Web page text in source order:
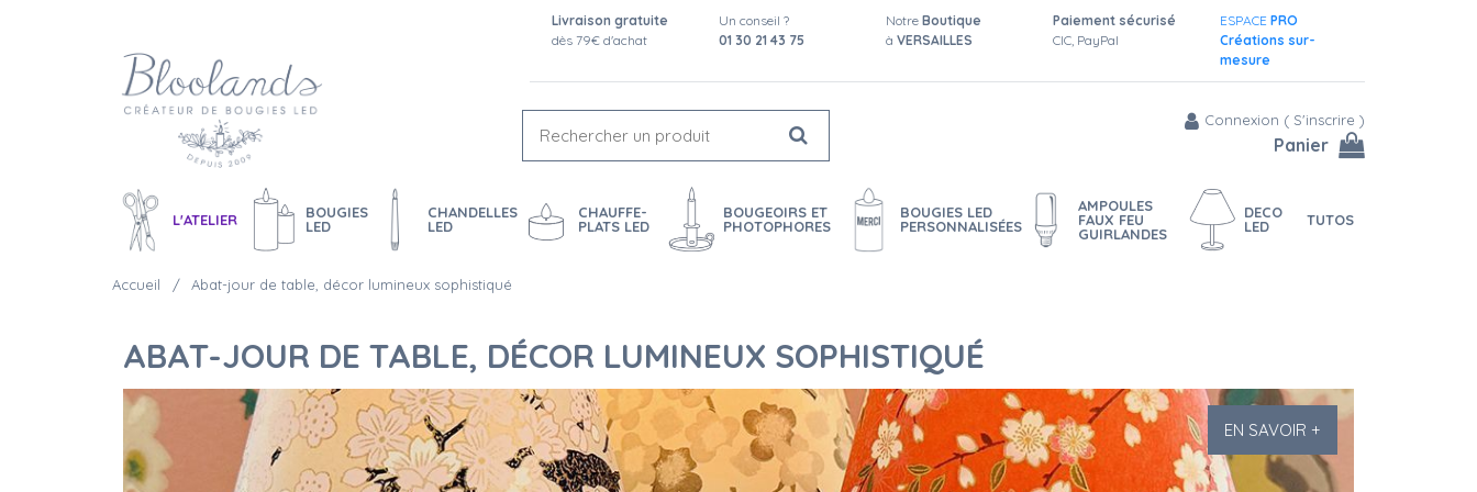
Livraison gratuite
dès 79€ d'achat
Un conseil ?
01 30 21 43 75
Notre Boutique
à VERSAILLES
Paiement sécurisé
CIC, PayPal
ESPACE PRO
Créations sur-
mesure
Connexion ( S'inscrire )
Panier
L'ATELIER
BOUGIES
LED
CHANDELLES
LED
CHAUFFE-
PLATS LED
BOUGEOIRS ET
PHOTOPHORES
BOUGIES LED
PERSONNALISÉES
AMPOULES
FAUX FEU
GUIRLANDES
DECO
LED
TUTOS
Accueil Abat-jour de table, décor lumineux sophistiqué
ABAT-JOUR DE TABLE, DÉCOR LUMINEUX SOPHISTIQUÉ
EN SAVOIR +